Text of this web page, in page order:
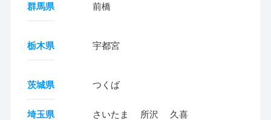
群馬県 前橋
栃木県 宇都宮
茨城県 つくば
埼玉県 さいたま 所沢 久喜